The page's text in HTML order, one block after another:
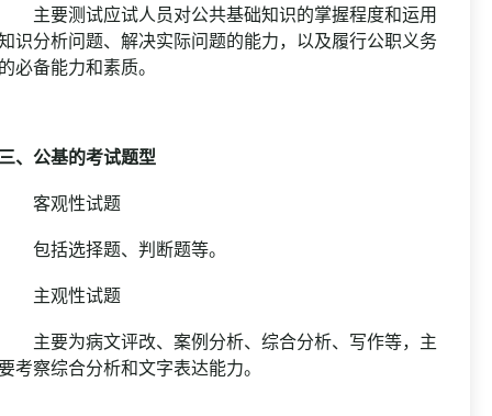
要测试应试人员对公共基础知识的掌握程度和运用
识分析问题、解决实际问题的能力，以及履行公职义务
必备能力和素质。
、公基的考试题型
观性试题
括选择题、判断题等。
观性试题
要为病文评改、案例分析、综合分析、写作等，主
考察综合分析和文字表达能力。